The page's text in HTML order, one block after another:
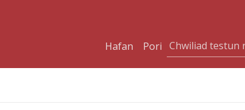
Hafan
Pori